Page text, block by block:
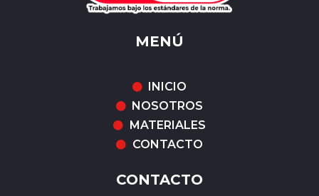
MENÚ
INICIO
NOSOTROS
MATERIALES
CONTACTO
CONTACTO